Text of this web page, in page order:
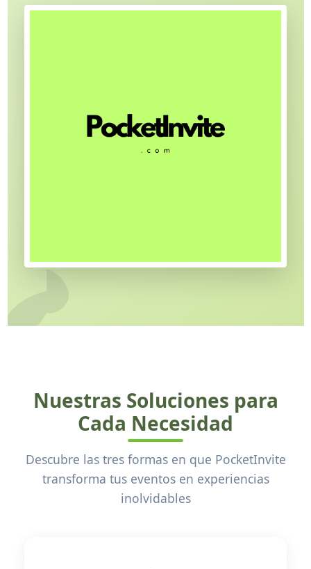
Nuestras Soluciones para
Cada Necesidad
Descubre las tres formas en que PocketInvite
transforma tus eventos en experiencias
inolvidables